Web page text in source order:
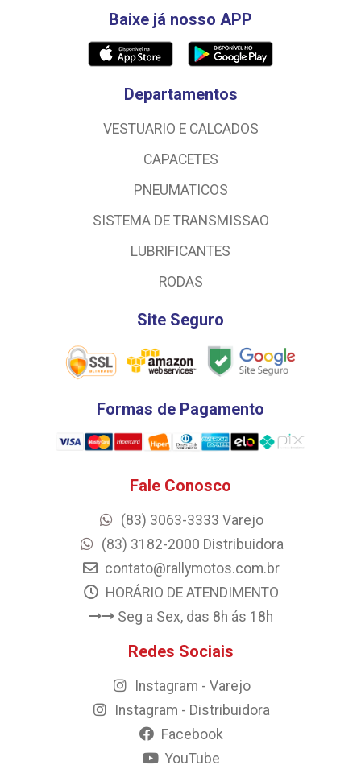
Baixe já nosso APP
Departamentos
VESTUARIO E CALCADOS
CAPACETES
PNEUMATICOS
SISTEMA DE TRANSMISSAO
LUBRIFICANTES
RODAS
Site Seguro
Formas de Pagamento
Fale Conosco
(83) 3063-3333 Varejo
(83) 3182-2000 Distribuidora
contato@rallymotos.com.br
HORÁRIO DE ATENDIMENTO
Seg a Sex, das 8h ás 18h
Redes Sociais
Instagram - Varejo
Instagram - Distribuidora
Facebook
YouTube